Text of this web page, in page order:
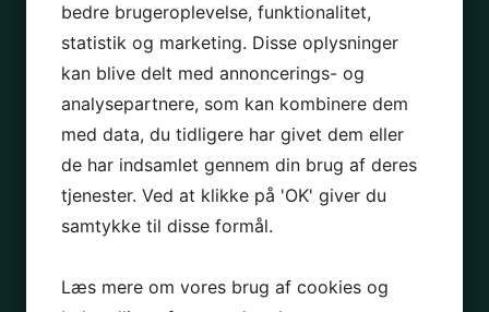
Vejle
Roms Hule 8, 4.
7100 Vejle
+45 70 60 65 70
CVR 36 42 72 05
bedre brugeroplevelse, funktionalitet,
statistik og marketing. Disse oplysninger
kan blive delt med annoncerings- og
analysepartnere, som kan kombinere dem
med data, du tidligere har givet dem eller
de har indsamlet gennem din brug af deres
tjenester. Ved at klikke på 'OK' giver du
samtykke til disse formål.
Læs mere om vores brug af cookies og